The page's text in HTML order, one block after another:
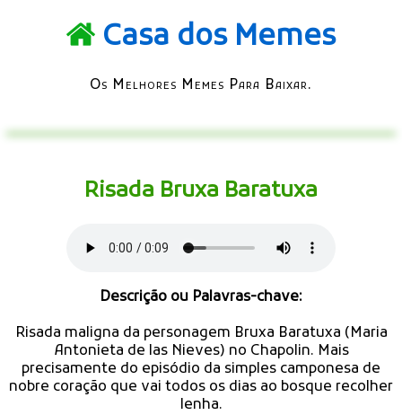
Casa dos Memes
Os Melhores Memes Para Baixar.
Risada Bruxa Baratuxa
Descrição ou Palavras-chave:
Risada maligna da personagem Bruxa Baratuxa (Maria
Antonieta de las Nieves) no Chapolin. Mais
precisamente do episódio da simples camponesa de
nobre coração que vai todos os dias ao bosque recolher
lenha.